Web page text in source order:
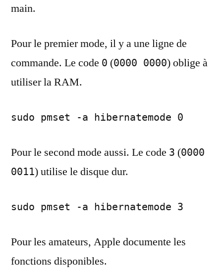
main.
Pour le premier mode, il y a une ligne de
commande. Le code 0 (0000 0000) oblige à
utiliser la RAM.
sudo pmset -a hibernatemode 0
Pour le second mode aussi. Le code 3 (0000
0011) utilise le disque dur.
sudo pmset -a hibernatemode 3
Pour les amateurs, Apple documente les
fonctions disponibles.